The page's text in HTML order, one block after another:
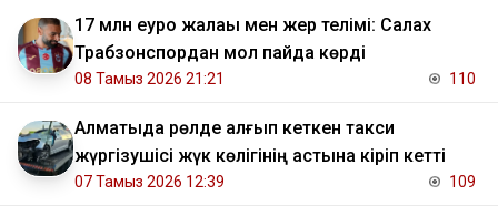
17 млн еуро жалақы мен жер телімі: Салах
Трабзонспордан мол пайда көрді
08 Тамыз 2026 21:21 110
Алматыда рөлде қалғып кеткен такси
жүргізушісі жүк көлігінің астына кіріп кетті
07 Тамыз 2026 12:39 109